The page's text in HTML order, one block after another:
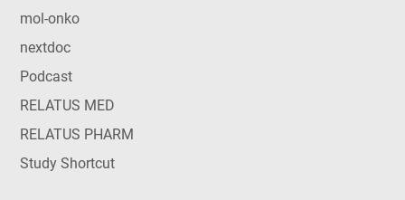
mol-onko
nextdoc
Podcast
RELATUS MED
RELATUS PHARM
Study Shortcut